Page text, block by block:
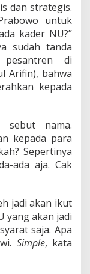
dan strategis.
untuk
kader NU?”
sudah tanda
di
Arifin), bahwa
kepada
sebut nama.
kepada para
Sepertinya
ada aja. Cak
jadi akan ikut
yang akan jadi
saja. Apa
Simple, kata